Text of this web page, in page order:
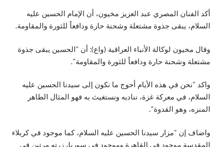
أكد الفنان المصري عبد العزيز مخيون، أن الإمام الحسين عليه
السلام، يبقى جذوة مشتعلة وشحنة حارة ودافعاً للثورة والمقاومة.
وقال مخيون لوكالة الأنباء العراقية (واع): أن “الحسين يبقى جذوة
مشتعلة وشحنة حارة ودافعاً للثورة والمقاومة”.
واكد “نحن في هذه الأيام أحوج ما نكون إلى سيدنا الحسين عليه
السلام، في معركة غزة، نناديه ونستغيث به فهو المثال الطاهر
المنزه، وهو القدوة”.
واضاف إن “مزار سيدنا الحسين عليه السلام، كما موجود في كربلاء
المقدسة موجود في القاهرة وموجود في سوريا، زرته مرتين في